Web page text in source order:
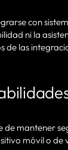
con
ni la
de las
de mantener
móvil o de